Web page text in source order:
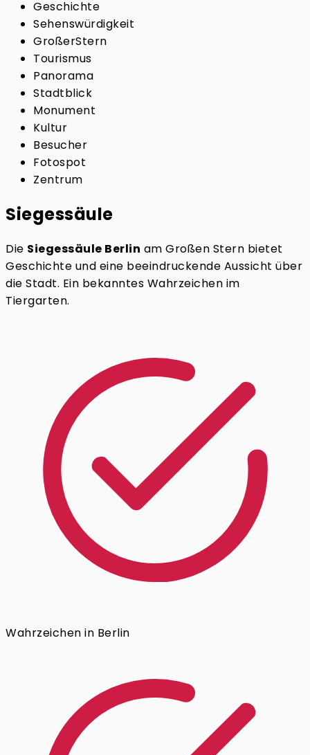
Geschichte
Sehenswürdigkeit
GroßerStern
Tourismus
Panorama
Stadtblick
Monument
Kultur
Besucher
Fotospot
Zentrum
Siegessäule
Die Siegessäule Berlin am Großen Stern bietet
Geschichte und eine beeindruckende Aussicht über
die Stadt. Ein bekanntes Wahrzeichen im
Tiergarten.
Wahrzeichen in Berlin